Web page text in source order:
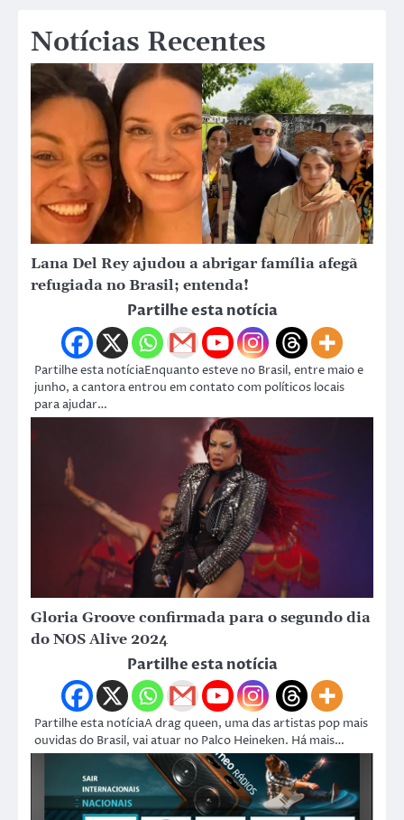
Notícias Recentes
Lana Del Rey ajudou a abrigar família afegã
refugiada no Brasil; entenda!
Partilhe esta notícia
Partilhe esta notíciaEnquanto esteve no Brasil, entre maio e
junho, a cantora entrou em contato com políticos locais
para ajudar…
Gloria Groove confirmada para o segundo dia
do NOS Alive 2024
Partilhe esta notícia
Partilhe esta notíciaA drag queen, uma das artistas pop mais
ouvidas do Brasil, vai atuar no Palco Heineken. Há mais…